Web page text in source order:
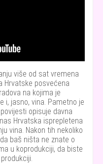
više od sat vremena
Hrvatske posvećena
na kojima je
i, jasno, vina. Pametno je
opisuje davna
Hrvatska isprepletena
vina. Nakon tih nekoliko
baš ništa ne znate o
u koprodukciji, da biste